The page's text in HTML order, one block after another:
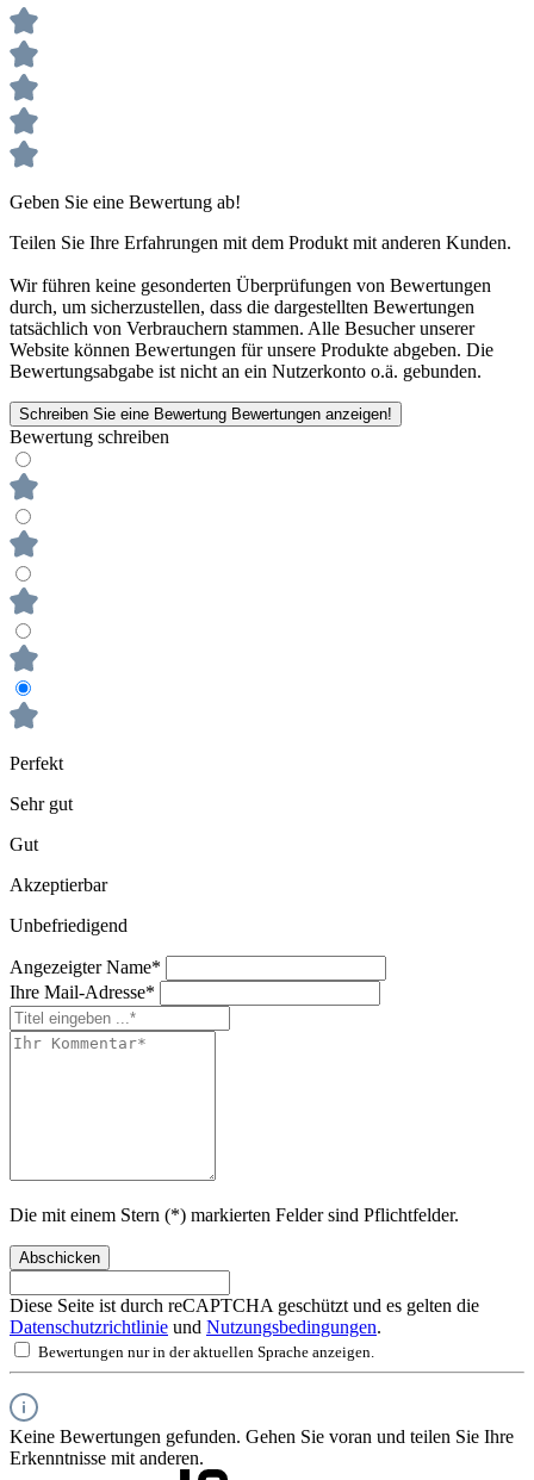
Geben Sie eine Bewertung ab!
Teilen Sie Ihre Erfahrungen mit dem Produkt mit anderen Kunden.
Wir führen keine gesonderten Überprüfungen von Bewertungen
durch, um sicherzustellen, dass die dargestellten Bewertungen
tatsächlich von Verbrauchern stammen. Alle Besucher unserer
Website können Bewertungen für unsere Produkte abgeben. Die
Bewertungsabgabe ist nicht an ein Nutzerkonto o.ä. gebunden.
Schreiben Sie eine Bewertung Bewertungen anzeigen!
Bewertung schreiben
Perfekt
Sehr gut
Gut
Akzeptierbar
Unbefriedigend
Angezeigter Name*
Ihre Mail-Adresse*
Die mit einem Stern (*) markierten Felder sind Pflichtfelder.
Abschicken
Diese Seite ist durch reCAPTCHA geschützt und es gelten die
Datenschutzrichtlinie und Nutzungsbedingungen.
Bewertungen nur in der aktuellen Sprache anzeigen.
Keine Bewertungen gefunden. Gehen Sie voran und teilen Sie Ihre
Erkenntnisse mit anderen.